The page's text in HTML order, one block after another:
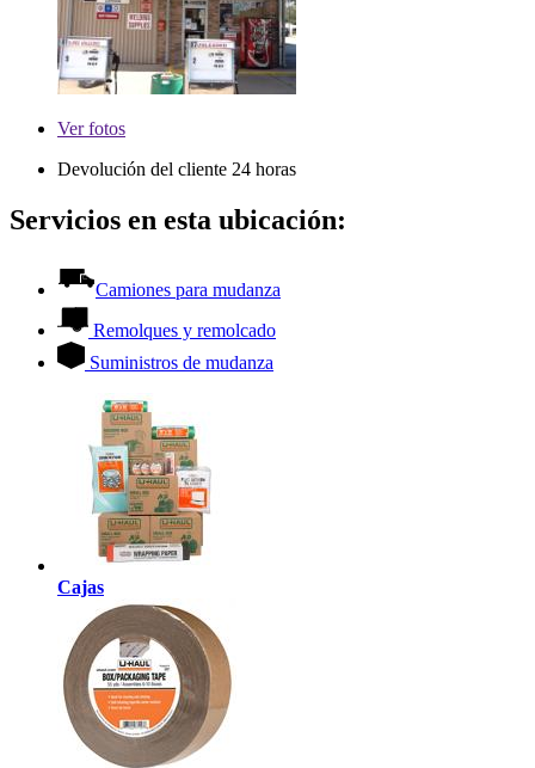
Verfotos
Devolución del cliente 24 horas
Servicios en esta ubicación:
Camiones para mudanza
Remolques y remolcado
Suministros de mudanza
Cajas